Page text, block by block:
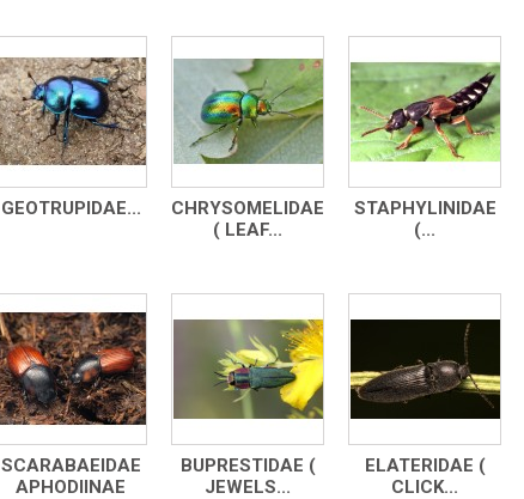
GEOTRUPIDAE...
CHRYSOMELIDAE
( LEAF...
STAPHYLINIDAE
(...
SCARABAEIDAE
APHODIINAE
BUPRESTIDAE (
JEWELS...
ELATERIDAE (
CLICK...